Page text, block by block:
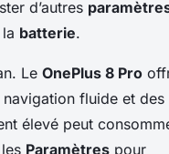
d’autres
batterie.
Le OnePlus 8 Pro
fluide et des
élevé peut
Paramètres pour